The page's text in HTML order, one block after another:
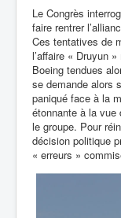
Le Congrès
faire rentrer
Ces tentatives de
l’affaire « Druyun
Boeing tendues
se demande alors
paniqué face à la
étonnante à la
le groupe. Pour
décision politique
« erreurs »